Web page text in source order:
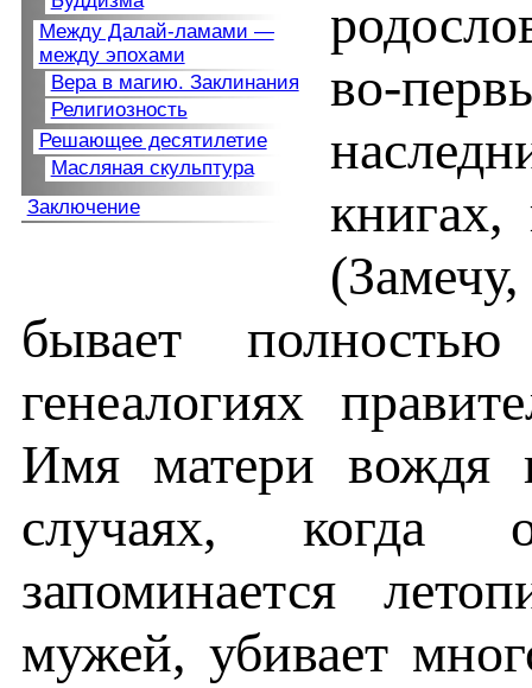
Между Далай-ламами —
между эпохами
Вера в магию. Заклинания
Религиозность
Решающее десятилетие
Масляная скульптура
Заключение
во-
книгах,
бывает
генеалогиях
Имя матери вождя
случаях, когда
запоминается
мужей, убивает